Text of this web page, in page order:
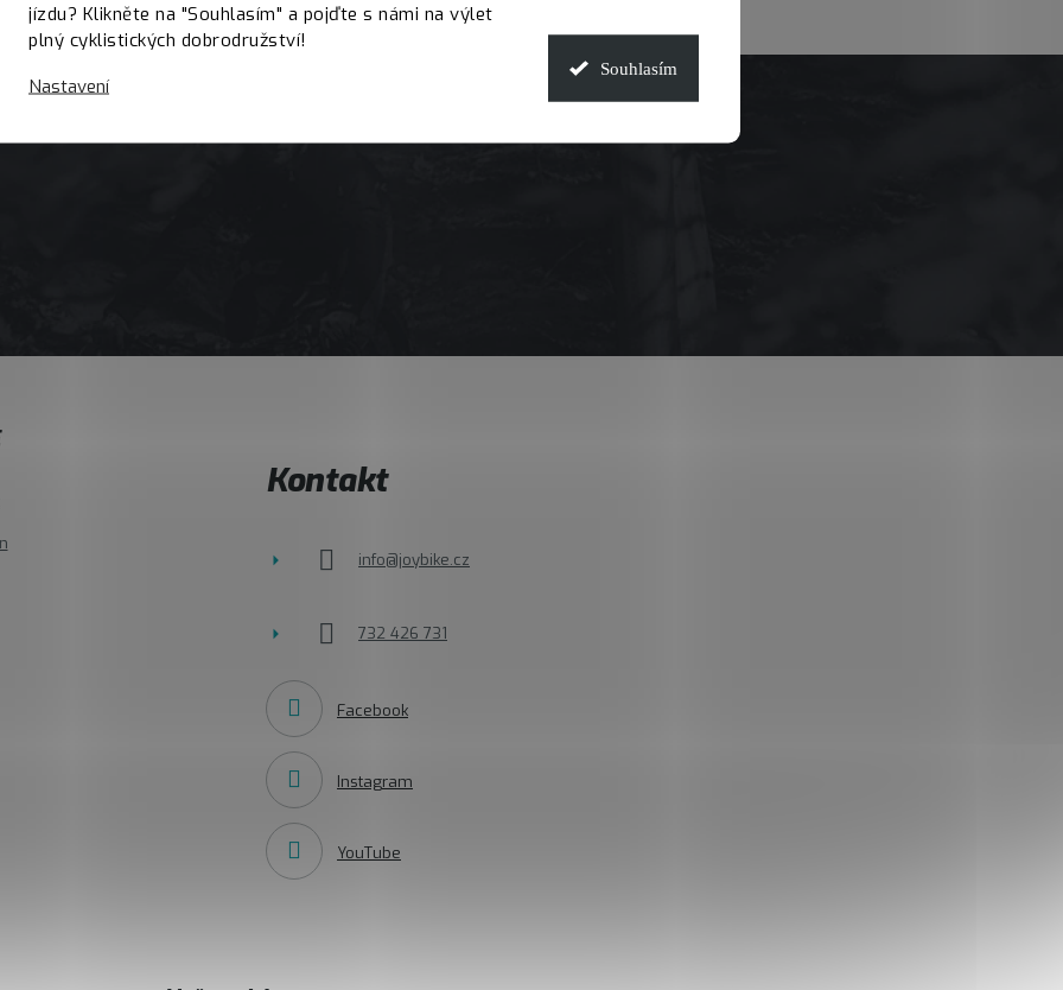
jízdu? Klikněte na "Souhlasím" a pojďte s námi na výlet
plný cyklistických dobrodružství!
Nastavení
Souhlasím
Kontakt
info@joybike.cz
732 426 731
Facebook
Instagram
YouTube